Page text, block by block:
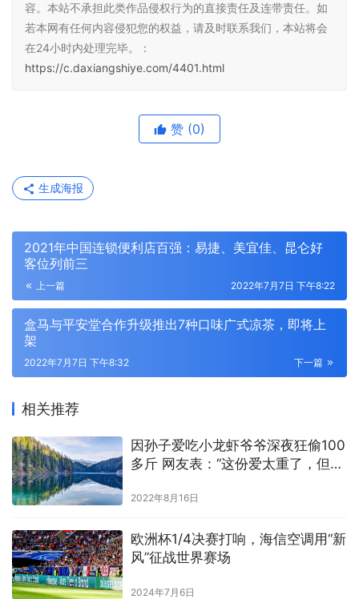
容。本站不承担此类作品侵权行为的直接责任及连带责任。如
若本网有任何内容侵犯您的权益，请及时联系我们，本站将会
在24小时内处理完毕。：
https://c.daxiangshiye.com/4401.html
赞 (0)
生成海报
2021年中国连锁便利店百强：易捷、美宜佳、昆仑好
客位列前三
上一篇 2022年7月7日 下午8:22
盒马与平安堂合作升级推出7种口味广式凉茶，即将上
架
下一篇
2022年7月7日 下午8:32
相关推荐
因孙子爱吃小龙虾爷爷深夜狂偷100
多斤 网友表：“这份爱太重了，但不
2022年8月16日
欧洲杯1/4决赛打响，海信空调用“新
风”征战世界赛场
2024年7月6日